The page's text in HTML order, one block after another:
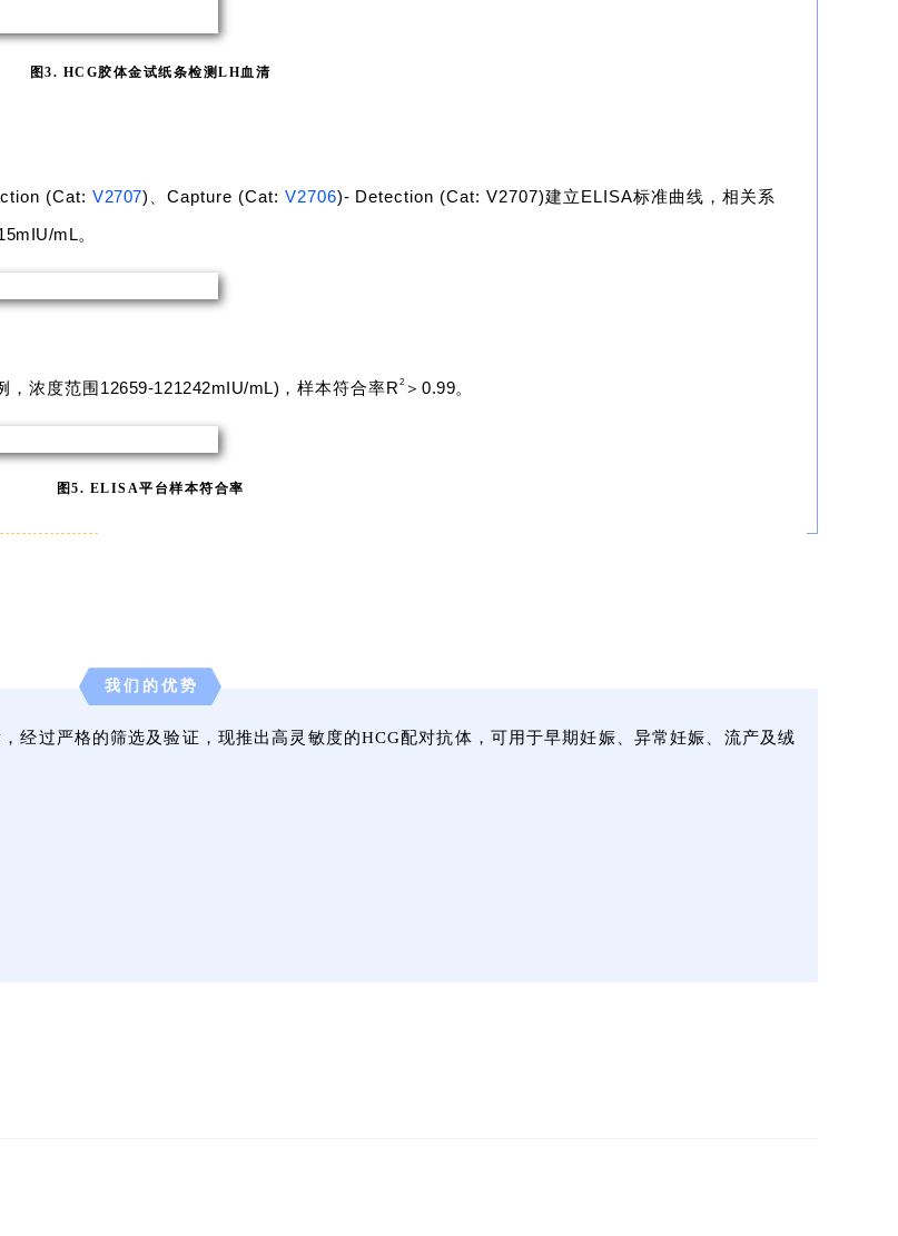
图3. HCG胶体金试纸条检测LH血清
(Cat:V2707)、 Capture (Cat: V2706)- Detection (Cat:V2707)建立ELISA标准曲线，相关系
mL。
，浓度范围 12659-121242mIU/mL) ，样本符合率R 2 ＞0.99。
图5. ELISA平台样本符合率
我们的优势
经过严格的筛选及验证，现推出高灵敏度的HCG配对抗体，可用于早期妊娠、异常妊娠、流产及绒